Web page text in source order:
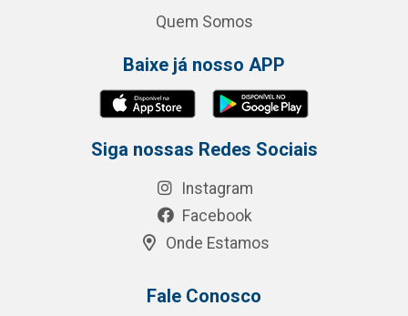
Quem Somos
Baixe já nosso APP
Siga nossas Redes Sociais
Instagram
Facebook
Onde Estamos
Fale Conosco